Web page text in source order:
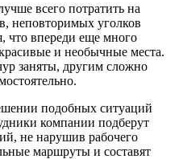
всего потратить на
неповторимых уголков
что впереди еще много
и необычные места.
заняты, другим сложно
подобных ситуаций
компании подберут
не нарушив рабочего
маршруты и составят